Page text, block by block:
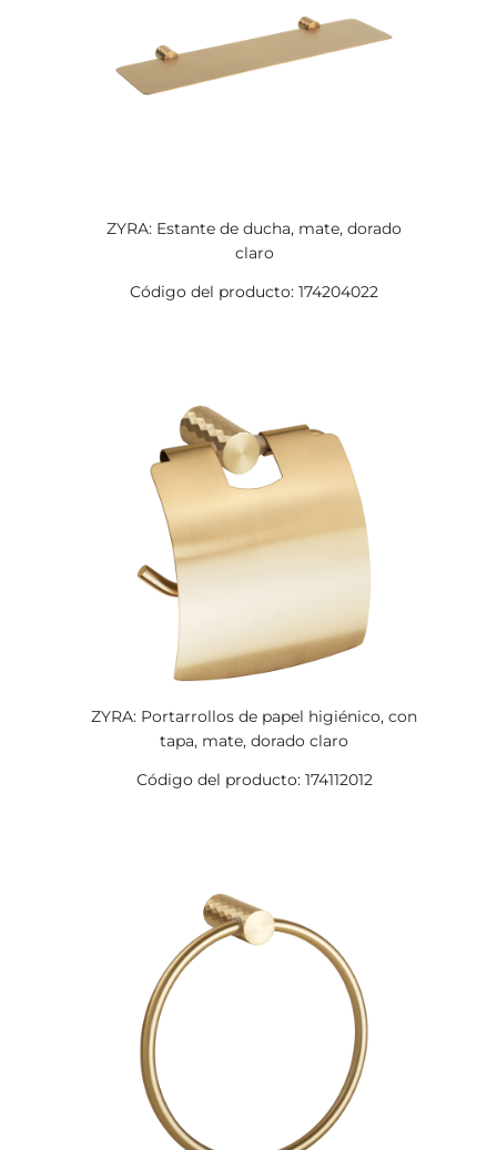
ZYRA: Estante de ducha, mate, dorado
claro
Código del producto: 174204022
ZYRA: Portarrollos de papel higiénico, con
tapa, mate, dorado claro
Código del producto: 174112012